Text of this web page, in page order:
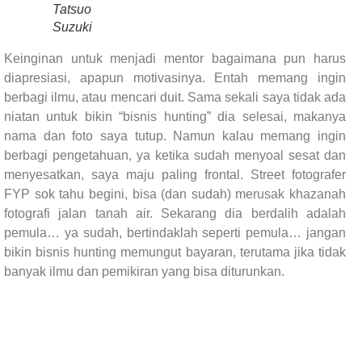
Tatsuo
Suzuki
Keinginan untuk menjadi mentor bagaimana pun harus
diapresiasi, apapun motivasinya. Entah memang ingin
berbagi ilmu, atau mencari duit. Sama sekali saya tidak ada
niatan untuk bikin “bisnis hunting” dia selesai, makanya
nama dan foto saya tutup. Namun kalau memang ingin
berbagi pengetahuan, ya ketika sudah menyoal sesat dan
menyesatkan, saya maju paling frontal. Street fotografer
FYP sok tahu begini, bisa (dan sudah) merusak khazanah
fotografi jalan tanah air. Sekarang dia berdalih adalah
pemula… ya sudah, bertindaklah seperti pemula… jangan
bikin bisnis hunting memungut bayaran, terutama jika tidak
banyak ilmu dan pemikiran yang bisa diturunkan.